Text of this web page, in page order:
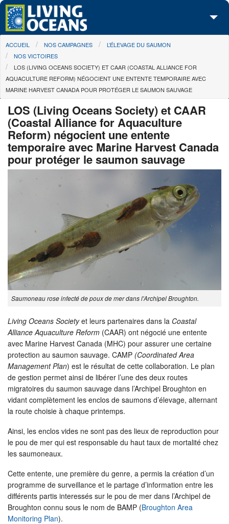
Skip to main content
À propos de nous
Nos campagnes
Centre des Médias
Les Cartes
Passez à l'action
You are here
ACCUEIL NOS CAMPAGNES
L’ÉLEVAGE DU SAUMON
NOS VICTOIRES
LOS (LIVING OCEANS SOCIETY) ET CAAR (COASTAL ALLIANCE FOR
AQUACULTURE REFORM) NÉGOCIENT UNE ENTENTE TEMPORAIRE AVEC
MARINE HARVEST CANADA POUR PROTÉGER LE SAUMON SAUVAGE
LOS (Living Oceans Society) et CAAR
(Coastal Alliance for Aquaculture
Reform) négocient une entente
temporaire avec Marine Harvest Canada
pour protéger le saumon sauvage
Saumoneau rose infecté de poux de mer dans l'Archipel Broughton.
Living Oceans Societyet leurs partenaires dans la Coastal
Alliance Aquaculture Reform (CAAR) ont négocié une entente
avec Marine Harvest Canada (MHC) pour assurer une certaine
protection au saumon sauvage. CAMP (Coordinated Area
Management Plan) est le résultat de cette collaboration. Le plan
de gestion permet ainsi de libérer l’une des deux routes
migratoires du saumon sauvage dans l’Archipel Broughton en
vidant complètement les enclos de saumons d’élevage, alternant
la route choisie à chaque printemps.
Ainsi, les enclos vides ne sont pas des lieux de reproduction pour
le pou de mer qui est responsable du haut taux de mortalité chez
les saumoneaux.
Cette entente, une première du genre, a permis la création d’un
programme de surveillance et le partage d’information entre les
différents partis interessés sur le pou de mer dans l’Archipel de
Broughton connu sous le nom de BAMP (Broughton Area
Monitoring Plan).